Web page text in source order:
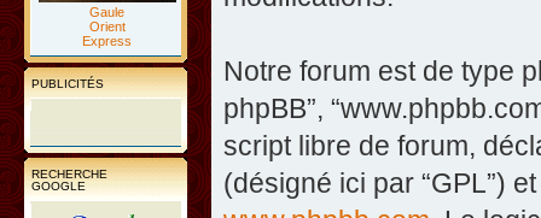
Gaule
Orient
Express
PUBLICITÉS
RECHERCHE
GOOGLE
Notre forum est de type
phpBB”,
script libre de forum,
(désigné ici par “GPL”)